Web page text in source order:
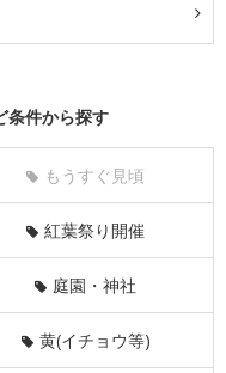
条件から探す
もうすぐ見頃
紅葉祭り開催
庭園・神社
黄(イチョウ等)